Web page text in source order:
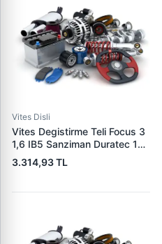
Vites Disli
Vites Degistirme Teli Focus 3
1,6 IB5 Sanziman Duratec 12
->17 Benzinli | TURTEL 502-
22357 | OEM BV6R 7E395
3.314,93 TL